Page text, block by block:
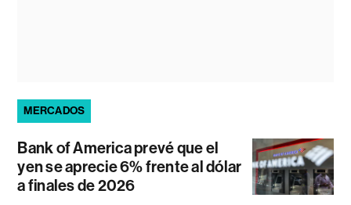
MERCADOS
Bank of America prevé que el
yen se aprecie 6% frente al dólar
a finales de 2026